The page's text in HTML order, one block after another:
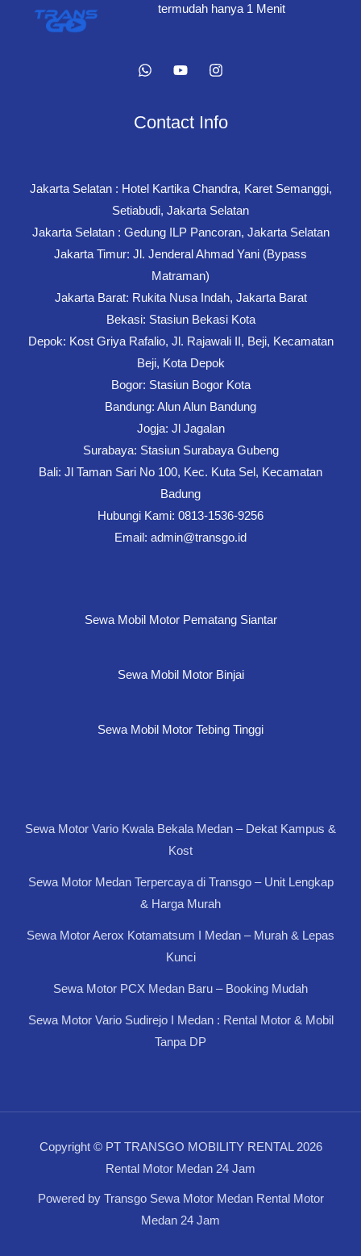
termudah hanya 1 Menit
Contact Info
Jakarta Selatan : Hotel Kartika Chandra, Karet Semanggi,
Setiabudi, Jakarta Selatan
Jakarta Selatan : Gedung ILP Pancoran, Jakarta Selatan
Jakarta Timur: Jl. Jenderal Ahmad Yani (Bypass
Matraman)
Jakarta Barat: Rukita Nusa Indah, Jakarta Barat
Bekasi: Stasiun Bekasi Kota
Depok: Kost Griya Rafalio, Jl. Rajawali II, Beji, Kecamatan
Beji, Kota Depok
Bogor: Stasiun Bogor Kota
Bandung: Alun Alun Bandung
Jogja: Jl Jagalan
Surabaya: Stasiun Surabaya Gubeng
Bali: Jl Taman Sari No 100, Kec. Kuta Sel, Kecamatan
Badung
Hubungi Kami: 0813-1536-9256
Email: admin@transgo.id
Sewa Mobil Motor Pematang Siantar
Sewa Mobil Motor Binjai
Sewa Mobil Motor Tebing Tinggi
Sewa Motor Vario Kwala Bekala Medan – Dekat Kampus &
Kost
Sewa Motor Medan Terpercaya di Transgo – Unit Lengkap
& Harga Murah
Sewa Motor Aerox Kotamatsum I Medan – Murah & Lepas
Kunci
Sewa Motor PCX Medan Baru – Booking Mudah
Sewa Motor Vario Sudirejo I Medan : Rental Motor & Mobil
Tanpa DP
Copyright © PT TRANSGO MOBILITY RENTAL 2026
Rental Motor Medan 24 Jam
Powered by Transgo Sewa Motor Medan Rental Motor
Medan 24 Jam